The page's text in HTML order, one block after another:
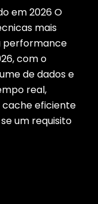
em 2026 O
mais
performance
com o
de dados e
real,
eficiente
um requisito